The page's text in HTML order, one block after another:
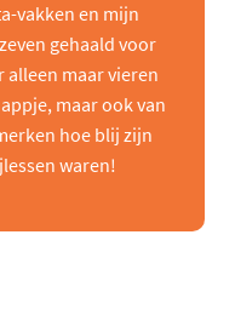
vakken en mijn
gehaald voor
maar vieren
maar ook van
hoe blij zijn
waren!